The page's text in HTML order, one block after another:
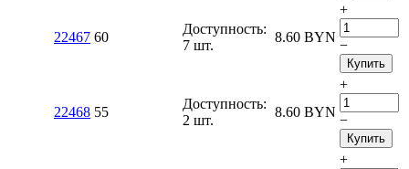
22467 60
Доступность:
7 шт.
8.60 BYN
+
−
Купить
22468 55
Доступность:
2 шт.
8.60 BYN
+
−
Купить
+